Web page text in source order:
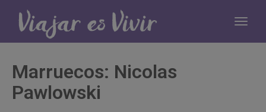
Marruecos: Nicolas
Pawlowski